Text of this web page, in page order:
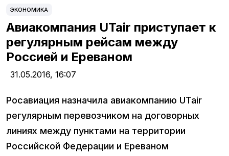
ЭКОНОМИКА
Авиакомпания UTair приступает к
регулярным рейсам между
Россией и Ереваном
31.05.2016, 16:07
Росавиация назначила авиакомпанию UTair
регулярным перевозчиком на договорных
линиях между пунктами на территории
Российской Федерации и Ереваном